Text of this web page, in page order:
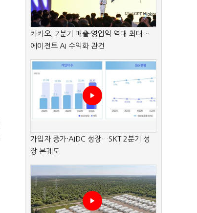
카카오, 2분기 매출·영업익 역대 최대…
에이전트 AI 수익화 관건
가입자 증가·AIDC 성장…SKT 2분기 성
장 본궤도